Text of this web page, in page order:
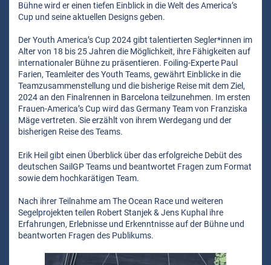
Bühne wird er einen tiefen Einblick in die Welt des America’s
Cup und seine aktuellen Designs geben.
Der Youth America’s Cup 2024 gibt talentierten Segler*innen im
Alter von 18 bis 25 Jahren die Möglichkeit, ihre Fähigkeiten auf
internationaler Bühne zu präsentieren. Foiling-Experte Paul
Farien, Teamleiter des Youth Teams, gewährt Einblicke in die
Teamzusammenstellung und die bisherige Reise mit dem Ziel,
2024 an den Finalrennen in Barcelona teilzunehmen. Im ersten
Frauen-America’s Cup wird das Germany Team von Franziska
Mäge vertreten. Sie erzählt von ihrem Werdegang und der
bisherigen Reise des Teams.
Erik Heil gibt einen Überblick über das erfolgreiche Debüt des
deutschen SailGP Teams und beantwortet Fragen zum Format
sowie dem hochkarätigen Team.
Nach ihrer Teilnahme am The Ocean Race und weiteren
Segelprojekten teilen Robert Stanjek & Jens Kuphal ihre
Erfahrungen, Erlebnisse und Erkenntnisse auf der Bühne und
beantworten Fragen des Publikums.